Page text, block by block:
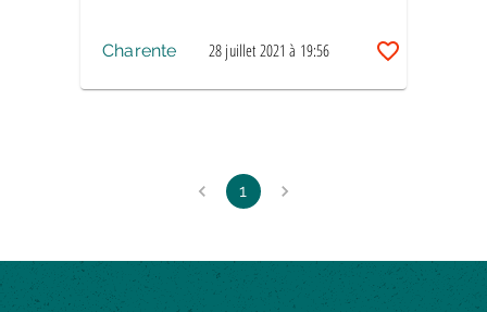
Charente 28 juillet 2021 à 19:56
1